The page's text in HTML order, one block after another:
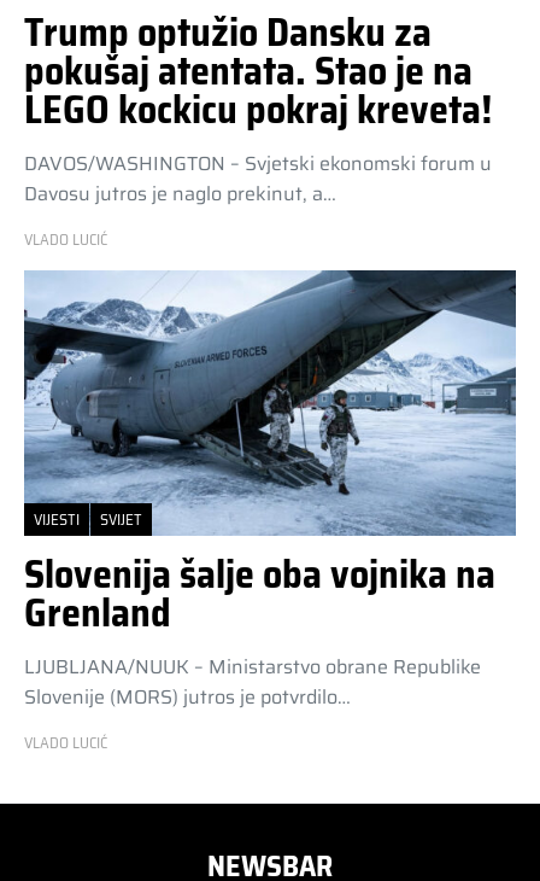
Trump optužio Dansku za
pokušaj atentata. Stao je na
LEGO kockicu pokraj kreveta!
DAVOS/WASHINGTON – Svjetski ekonomski forum u
Davosu jutros je naglo prekinut, a…
VLADO LUCIĆ
VIJESTI SVIJET
Slovenija šalje oba vojnika na
Grenland
LJUBLJANA/NUUK – Ministarstvo obrane Republike
Slovenije (MORS) jutros je potvrdilo…
VLADO LUCIĆ
NEWSBAR